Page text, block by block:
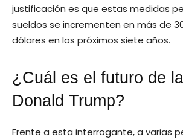
justificación es que estas medidas
sueldos se incrementen en más de
dólares en los próximos siete años.
¿Cuál es el futuro de
Donald Trump?
Frente a esta interrogante, a varias